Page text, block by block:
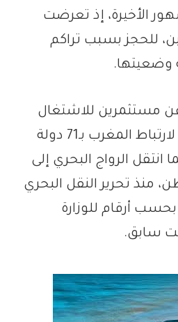
الأخيرة، إذ تعرضت
للحجز بسبب تراكم
وضعيتها.
مستثمرين للاشتغال
في هذا المحور نظرا لارتباط المغرب بـ71 دولة
فيما انتقل الرواج البحري إلى
مليون طن، منذ تحرير النقل البحري
سنة 2007، بحسب أرقام للوزارة
سابق.